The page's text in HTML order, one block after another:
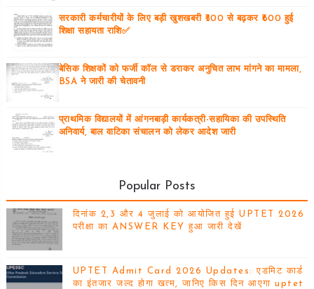
सरकारी कर्मचारीयों के लिए बड़ी खुशखबरी ₹300 से बढ़कर ₹600 हुई
शिक्षा सहायता राशि✅
बेसिक शिक्षकों को फर्जी कॉल से डराकर अनुचित लाभ मांगने का मामला,
BSA ने जारी की चेतावनी
प्राथमिक विद्यालयों में आंगनबाड़ी कार्यकत्री-सहायिका की उपस्थिति
अनिवार्य, बाल वाटिका संचालन को लेकर आदेश जारी
Popular Posts
दिनांक 2,3 और 4 जुलाई को आयोजित हुई UPTET 2026
परीक्षा का ANSWER KEY हुआ जारी देखें
UPTET Admit Card 2026 Updates: एडमिट कार्ड
का इंतजार जल्द होगा खत्म, जानिए किस दिन आएगा uptet